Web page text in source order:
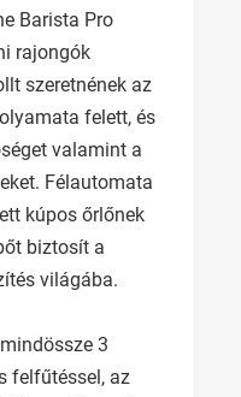
Barista Pro
rajongók
szeretnének az
felett, és
valamint a
Félautomata
kúpos őrlőnek
biztosít a
világába.
3
felfűtéssel, az